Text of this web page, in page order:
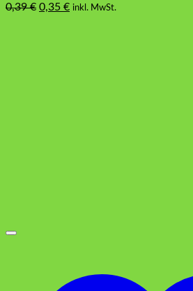
0,39€ Ursprünglicher
0,35 €Aktueller
inkl. MwSt.